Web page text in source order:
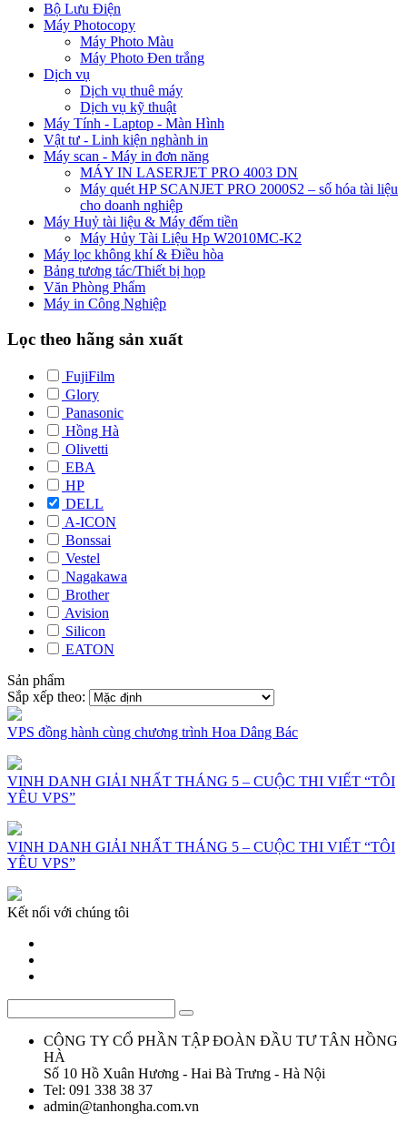
Bộ Lưu Điện
Máy Photocopy
Máy Photo Màu
Máy Photo Đen trắng
Dịch vụ
Dịch vụ thuê máy
Dịch vụ kỹ thuật
Máy Tính - Laptop - Màn Hình
Vật tư - Linh kiện nghành in
Máy scan - Máy in đơn năng
MÁY IN LASERJET PRO 4003 DN
Máy quét HP SCANJET PRO 2000S2 – số hóa tài liệu
cho doanh nghiệp
Máy Huỷ tài liệu & Máy đếm tiền
Máy Hủy Tài Liệu Hp W2010MC-K2
Máy lọc không khí & Điều hòa
Bảng tương tác/Thiết bị họp
Văn Phòng Phẩm
Máy in Công Nghiệp
Lọc theo hãng sản xuất
FujiFilm
Glory
Panasonic
Hồng Hà
Olivetti
EBA
HP
DELL
A-ICON
Bonssai
Vestel
Nagakawa
Brother
Avision
Silicon
EATON
Sản phẩm
Sắp xếp theo:
VPS đồng hành cùng chương trình Hoa Dâng Bác
VINH DANH GIẢI NHẤT THÁNG 5 – CUỘC THI VIẾT “TÔI
YÊU VPS”
VINH DANH GIẢI NHẤT THÁNG 5 – CUỘC THI VIẾT “TÔI
YÊU VPS”
Kết nối với chúng tôi
CÔNG TY CỔ PHẦN TẬP ĐOÀN ĐẦU TƯ TÂN HỒNG
HÀ
Số 10 Hồ Xuân Hương - Hai Bà Trưng - Hà Nội
Tel: 091 338 38 37
admin@tanhongha.com.vn